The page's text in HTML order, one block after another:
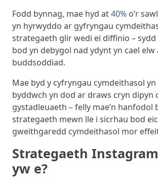
Fodd bynnag, mae hyd at40% o’r
yn hyrwyddo ar gyfryngau
strategaeth glir wedi ei diffinio – sydd
bod yn debygol nad ydynt yn cael elw
buddsoddiad.
Mae byd y cyfryngau cymdeithasol
byddwch yn dod ar draws cryn dipyn
gystadleuaeth – felly mae’n hanfodol
strategaeth mewn lle i sicrhau bod
gweithgaredd cymdeithasol mor
Strategaeth
yw e?